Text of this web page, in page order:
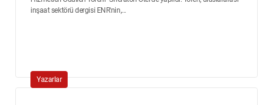
inşaat sektörü dergisi ENR'nin,...
Yazarlar